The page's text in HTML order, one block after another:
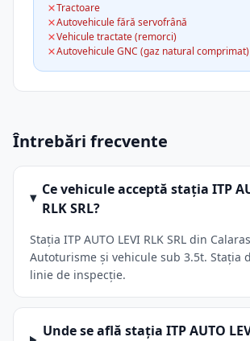
Tractoare
Autovehicule fără servofrână
Vehicule tractate (remorci)
Autovehicule GNC (gaz natural comprimat)
Întrebări frecvente
Ce vehicule acceptă stația ITP
RLK SRL?
Stația ITP AUTO LEVI RLK SRL din
Autoturisme și vehicule sub 3.5t. Stația
linie de inspecție.
Unde se află stația ITP AUTO